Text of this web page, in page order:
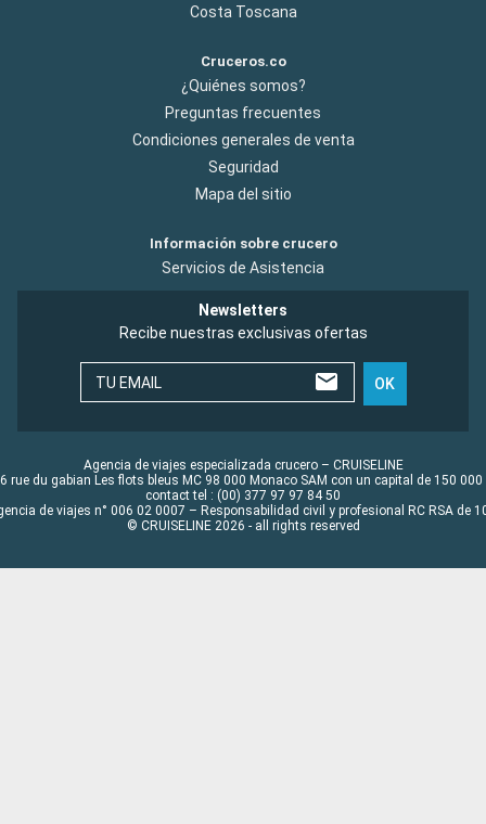
Costa Toscana
Cruceros.co
¿Quiénes somos?
Preguntas frecuentes
Condiciones generales de venta
Seguridad
Mapa del sitio
Información sobre crucero
Servicios de Asistencia
Newsletters
Recibe nuestras exclusivas ofertas
TU EMAIL OK
Agencia de viajes especializada crucero – CRUISELINE
rue du gabian Les flots bleus MC 98 000 Monaco SAM con un capital de 150 000
contact tel : (00) 377 97 97 84 50
de viajes n° 006 02 0007 – Responsabilidad civil y profesional RC RSA de
© CRUISELINE 2026 - all rights reserved